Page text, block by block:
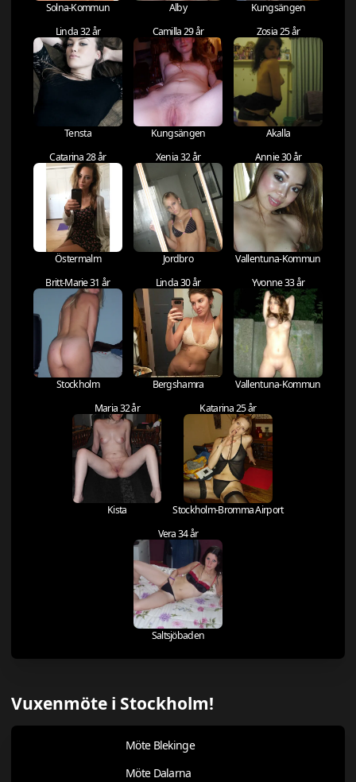
Solna-Kommun Alby
Kungsängen
Linda 32 år
Tensta
Camilla 29 år
Kungsängen
Zosia 25 år
Akalla
Catarina 28 år
Östermalm
Xenia 32 år
Jordbro
Annie 30 år
Vallentuna-Kommun
Britt-Marie 31 år
Stockholm
Linda 30 år
Bergshamra
Yvonne 33 år
Vallentuna-Kommun
Maria 32 år
Kista
Katarina 25 år
Stockholm-Bromma Airport
Vera 34 år
Saltsjöbaden
Vuxenmöte i Stockholm!
Möte Blekinge
Möte Dalarna